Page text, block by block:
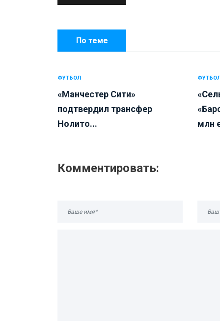
По теме
ФУТБОЛ
«Манчестер Сити»
подтвердил трансфер
Нолито...
ФУТБОЛ
млн
Комментировать: